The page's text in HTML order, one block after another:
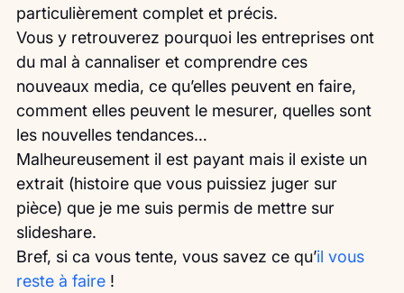
particulièrement complet et précis.
Vous y retrouverez pourquoi les entreprises ont
du mal à cannaliser et comprendre ces
nouveaux media, ce qu’elles peuvent en faire,
comment elles peuvent le mesurer, quelles sont
les nouvelles tendances…
Malheureusement il est payant mais il existe un
extrait (histoire que vous puissiez juger sur
pièce) que je me suis permis de mettre sur
slideshare.
Bref, si ca vous tente, vous savez ce qu’il vous
reste à faire !